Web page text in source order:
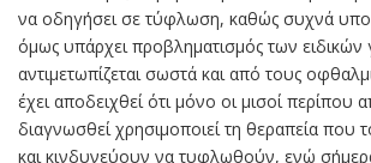
να οδηγήσει σε τύφλωση, καθώς συχνά
όμως υπάρχει προβληματισμός των ειδικών
αντιμετωπίζεται σωστά και από τους
έχει αποδειχθεί ότι μόνο οι μισοί
διαγνωσθεί χρησιμοποιεί τη θεραπεία που
και κινδυνεύουν να τυφλωθούν, ενώ